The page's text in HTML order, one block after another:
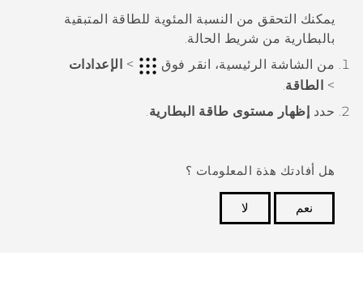
البرامج + التطبيقات
الدعم
أجهزة HTC والملحقات
يمكنك التحقق من النسبة المئوية للطاقة المتبقية
بالبطارية من شريط الحالة.
من الشاشة
الرئيسية، انقر فوق >
الإعدادات
> الطاقة
حدد إظهار مستوى طاقة البطارية
هل أفادتك هذة المعلومات ؟
نعم
لا